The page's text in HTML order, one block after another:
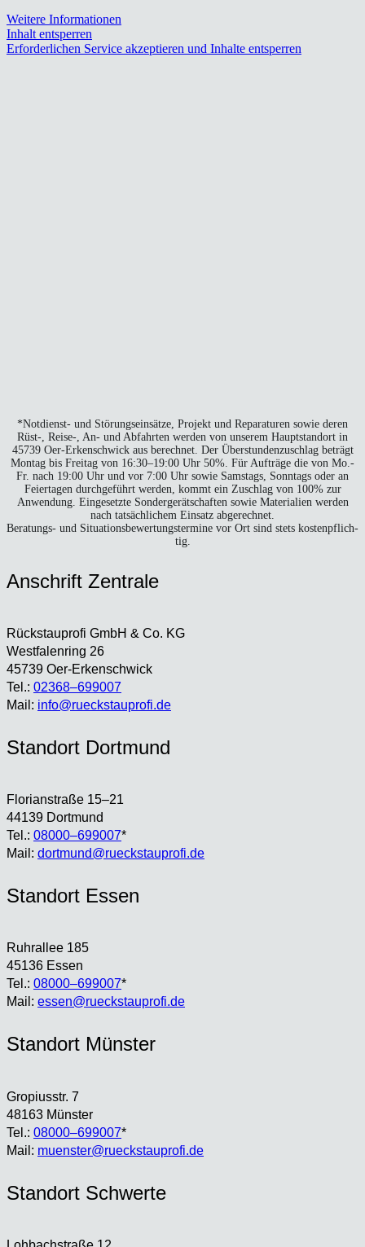
Weitere Informationen
Inhalt entsperren
Erforderlichen Service akzeptieren und Inhalte entsperren
*Not­dienst- und Stö­rungs­ein­sät­ze, Pro­jekt und Repa­ra­tu­ren sowie deren
Rüst‑, Reise‑, An- und Abfahr­ten wer­den von unse­rem Haupt­stand­ort in
45739 Oer-Erken­sch­wick aus berech­net. Der Über­stun­den­zu­schlag beträgt
Mon­tag bis Frei­tag von 16:30–19:00 Uhr 50%. Für Auf­trä­ge die von Mo.-
Fr. nach 19:00 Uhr und vor 7:00 Uhr sowie Sams­tags, Sonn­tags oder an
Fei­er­ta­gen durch­ge­führt wer­den, kommt ein Zuschlag von 100% zur
Anwen­dung. Ein­ge­setz­te Son­der­ge­rät­schaf­ten sowie Mate­ria­li­en wer­den
nach tat­säch­li­chem Ein­satz abge­rech­net.
Bera­tungs- und Situa­ti­ons­be­wer­tungs­ter­mi­ne vor Ort sind stets kos­ten­pflich­
tig.
Anschrift Zen­tra­le
Rück­stau­pro­fi GmbH & Co. KG
West­fa­len­ring 26
45739 Oer-Erken­sch­wick
Tel.: 02368–699007
Mail: info@rueckstauprofi.de
Stand­ort Dort­mund
Flo­ri­an­stra­ße 15–21
44139 Dort­mund
Tel.: 08000–699007*
Mail: dortmund@rueckstauprofi.de
Stand­ort Essen
Ruhr­al­lee 185
45136 Essen
Tel.: 08000–699007*
Mail: essen@rueckstauprofi.de
Stand­ort Müns­ter
Gro­pi­us­str. 7
48163 Müns­ter
Tel.: 08000–699007*
Mail: muenster@rueckstauprofi.de
Stand­ort Schwer­te